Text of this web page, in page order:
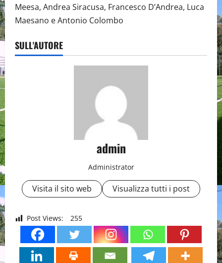
Meesa, Andrea Siracusa, Francesco D’Andrea, Luca
Maesano e Antonio Colombo
SULL'AUTORE
admin
Administrator
Visita il sito web Visualizza tutti i post
Post Views: 255